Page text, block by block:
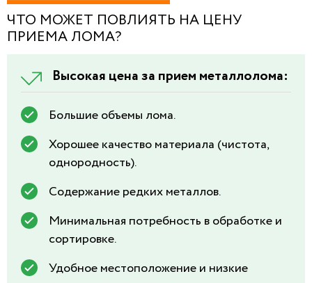
ЧТО МОЖЕТ ПОВЛИЯТЬ НА ЦЕНУ
ПРИЕМА ЛОМА?
Высокая цена за прием металлолома:
Большие объемы лома.
Хорошее качество материала (чистота,
однородность).
Содержание редких металлов.
Минимальная потребность в обработке и
сортировке.
Удобное местоположение и низкие